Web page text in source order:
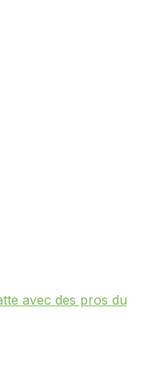
avec des pros du